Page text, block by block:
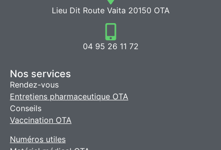
Lieu Dit Route Vaita 20150 OTA
04 95 26 11 72
Nos services
Rendez-vous
Entretiens pharmaceutique OTA
Conseils
Vaccination OTA
Numéros utiles